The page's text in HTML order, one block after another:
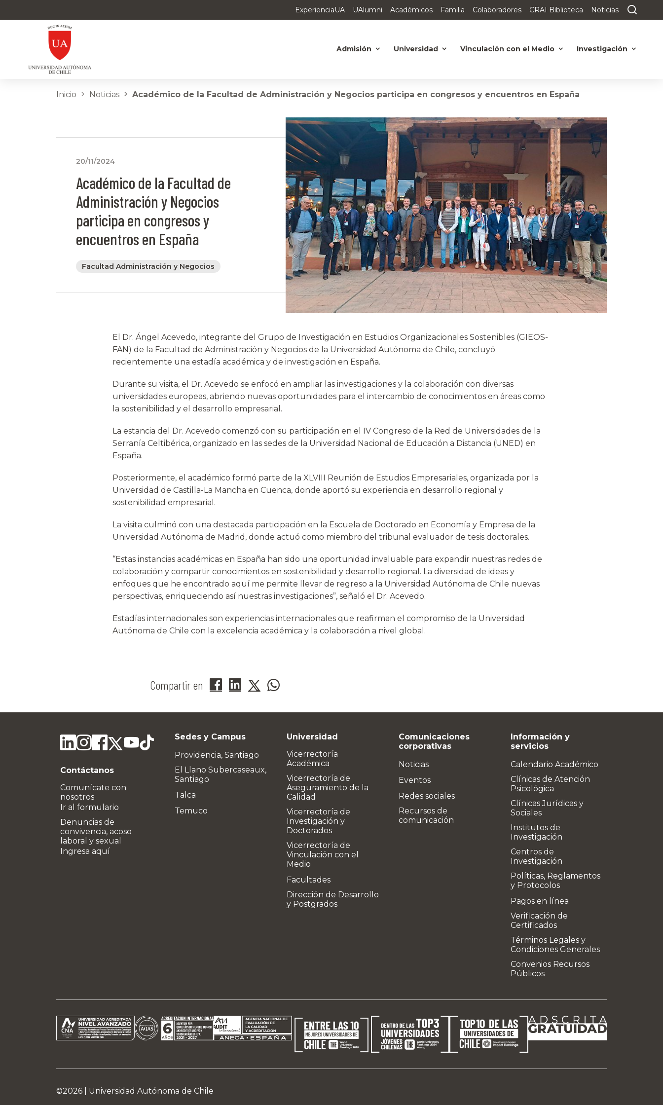
ExperienciaUA UAlumni Académicos Familia Colaboradores CRAI Biblioteca Noticias
Admisión Universidad Vinculación con el Medio Investigación
Inicio Noticias Académico de la Facultad de Administración y Negocios participa en congresos y encuentros en España
20/11/2024
Académico de la Facultad de
Administración y Negocios
participa en congresos y
encuentros en España
Facultad Administración y Negocios
El Dr. Ángel Acevedo, integrante del Grupo de Investigación en Estudios Organizacionales Sostenibles (GIEOS-
FAN) de la Facultad de Administración y Negocios de la Universidad Autónoma de Chile, concluyó
recientemente una estadía académica y de investigación en España.
Durante su visita, el Dr. Acevedo se enfocó en ampliar las investigaciones y la colaboración con diversas
universidades europeas, abriendo nuevas oportunidades para el intercambio de conocimientos en áreas como
la sostenibilidad y el desarrollo empresarial.
La estancia del Dr. Acevedo comenzó con su participación en el IV Congreso de la Red de Universidades de la
Serranía Celtibérica, organizado en las sedes de la Universidad Nacional de Educación a Distancia (UNED) en
España.
Posteriormente, el académico formó parte de la XLVIII Reunión de Estudios Empresariales, organizada por la
Universidad de Castilla-La Mancha en Cuenca, donde aportó su experiencia en desarrollo regional y
sostenibilidad empresarial.
La visita culminó con una destacada participación en la Escuela de Doctorado en Economía y Empresa de la
Universidad Autónoma de Madrid, donde actuó como miembro del tribunal evaluador de tesis doctorales.
“Estas instancias académicas en España han sido una oportunidad invaluable para expandir nuestras redes de
colaboración y compartir conocimientos en sostenibilidad y desarrollo regional. La diversidad de ideas y
enfoques que he encontrado aquí me permite llevar de regreso a la Universidad Autónoma de Chile nuevas
perspectivas, enriqueciendo así nuestras investigaciones”, señaló el Dr. Acevedo.
Estadías internacionales son experiencias internacionales que reafirman el compromiso de la Universidad
Autónoma de Chile con la excelencia académica y la colaboración a nivel global.
Compartir en
Contáctanos
Comunícate con
nosotros
Ir al formulario
Denuncias de
convivencia, acoso
laboral y sexual
Ingresa aquí
Sedes y Campus
Providencia, Santiago
El Llano Subercaseaux,
Santiago
Talca
Temuco
Universidad
Vicerrectoría
Académica
Vicerrectoría de
Aseguramiento de la
Calidad
Vicerrectoría de
Investigación y
Doctorados
Vicerrectoría de
Vinculación con el
Medio
Facultades
Dirección de Desarrollo
y Postgrados
Comunicaciones
corporativas
Noticias
Eventos
Redes sociales
Recursos de
comunicación
Información y
servicios
Calendario Académico
Clínicas de Atención
Psicológica
Clínicas Jurídicas y
Sociales
Institutos de
Investigación
Centros de
Investigación
Políticas, Reglamentos
y Protocolos
Pagos en línea
Verificación de
Certificados
Términos Legales y
Condiciones Generales
Convenios Recursos
Públicos
©2026 | Universidad Autónoma de Chile